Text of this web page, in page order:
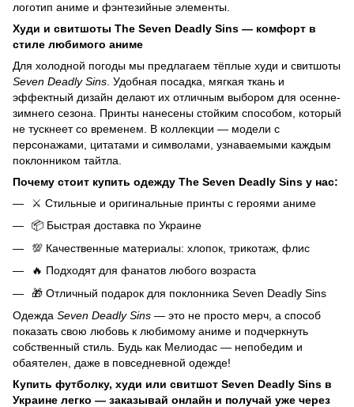
логотип аниме и фэнтезийные элементы.
Худи и свитшоты The Seven Deadly Sins — комфорт в
стиле любимого аниме
Для холодной погоды мы предлагаем тёплые худи и свитшоты
Seven Deadly Sins . Удобная посадка, мягкая ткань и
эффектный дизайн делают их отличным выбором для осенне-
зимнего сезона. Принты нанесены стойким способом, который
не тускнеет со временем. В коллекции — модели с
персонажами, цитатами и символами, узнаваемыми каждым
поклонником тайтла.
Почему стоит купить одежду The Seven Deadly Sins у нас:
⚔️ Стильные и оригинальные принты с героями аниме
📦 Быстрая доставка по Украине
💯 Качественные материалы: хлопок, трикотаж, флис
🔥 Подходят для фанатов любого возраста
🎁 Отличный подарок для поклонника Seven Deadly Sins
Одежда Seven Deadly Sins — это не просто мерч, а способ
показать свою любовь к любимому аниме и подчеркнуть
собственный стиль. Будь как Мелиодас — непобедим и
обаятелен, даже в повседневной одежде!
Купить футболку, худи или свитшот Seven Deadly Sins в
Украине легко — заказывай онлайн и получай уже через